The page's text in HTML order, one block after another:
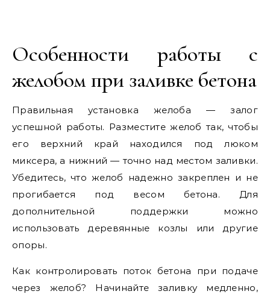
Особенности работы с
желобом при заливке бетона
Правильная установка желоба — залог
успешной работы. Разместите желоб так, чтобы
его верхний край находился под люком
миксера, а нижний — точно над местом заливки.
Убедитесь, что желоб надежно закреплен и не
прогибается под весом бетона. Для
дополнительной поддержки можно
использовать деревянные козлы или другие
опоры.
Как контролировать поток бетона при подаче
через желоб? Начинайте заливку медленно,